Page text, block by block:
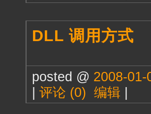
DLL 调用方式
posted @ 2008-01-
|评论 (0) 编辑